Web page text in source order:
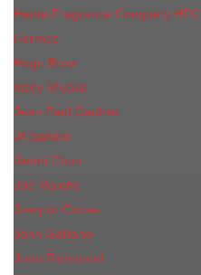
Haute Fragrance Company HFC
Hermes
Hugo Boss
Issey Miyake
Jean Paul Gaultier
Jil Sander
Jimmi Choo
Jое Malоnе
Joaquin Cortes
John Galliano
John Richmond